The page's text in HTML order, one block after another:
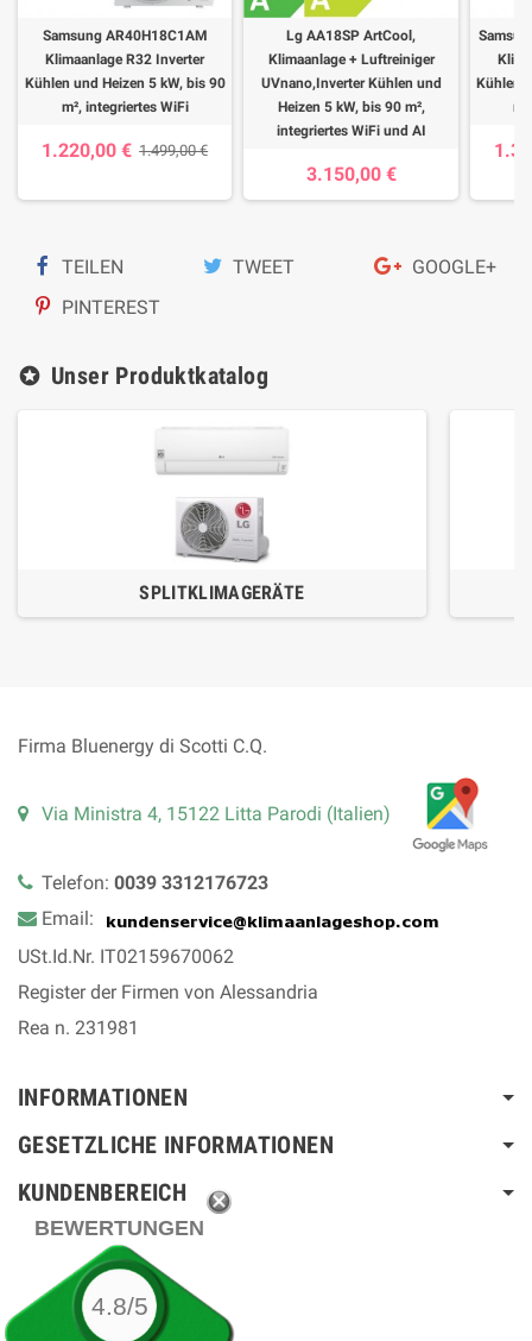
Samsung AR40H18C1AM
Klimaanlage R32 Inverter
Kühlen und Heizen 5 kW, bis 90
m², integriertes WiFi
1.220,00 € 1.499,00 €
Lg AA18SP ArtCool,
Klimaanlage + Luftreiniger
UVnano,Inverter Kühlen und
Heizen 5 kW, bis 90 m²,
integriertes WiFi und AI
3.150,00 €
Kühlen
TEILEN TWEET
GOOGLE+
PINTEREST
stars Unser Produktkatalog
SPLITKLIMAGERÄTE
Firma Bluenergy di Scotti C.Q.
Via Ministra 4, 15122 Litta Parodi (Italien)
Telefon: 0039 3312176723
Email:
USt.Id.Nr. IT02159670062
Register der Firmen von Alessandria
Rea n. 231981
INFORMATIONEN
GESETZLICHE INFORMATIONEN
KUNDENBEREICH
BEWERTUNGEN
4.8/5